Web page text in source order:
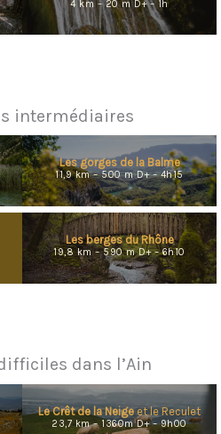
4 km – 20 m D+ – 1h
intermédiaires
Les gorges de la Balme
11,9 km – 500 m D+ – 4h15
Les berges du Rhône
19,8 km – 590 m D+ – 6h10
dans l’Ain
Le Crêt de la Neigeet le Reculet
23,7 km – 1360m D+ – 9h00